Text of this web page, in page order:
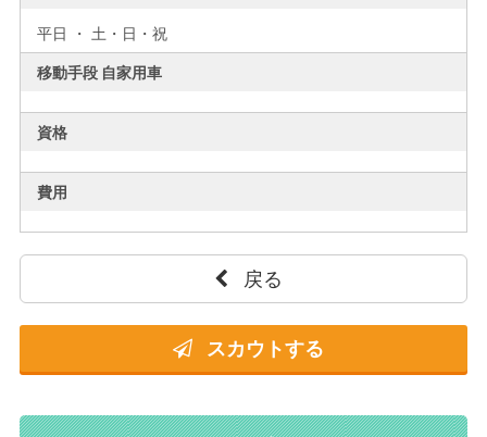
平日 ・ 土・日・祝
移動手段 自家用車
資格
費用
戻る
スカウトする